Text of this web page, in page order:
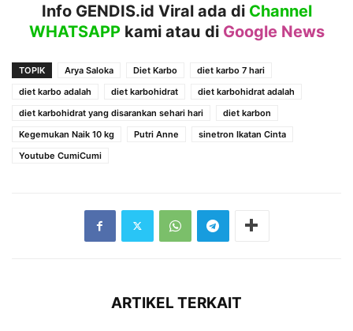
Info GENDIS.id Viral ada di Channel
WHATSAPPkami atau di Google News
TOPIK Arya Saloka Diet Karbo
diet karbo 7 hari
diet karbo adalah
diet karbohidrat
diet karbohidrat adalah
diet karbohidrat yang disarankan sehari hari
diet karbon
Kegemukan Naik 10 kg
Putri Anne
sinetron Ikatan Cinta
Youtube CumiCumi
ARTIKEL TERKAIT